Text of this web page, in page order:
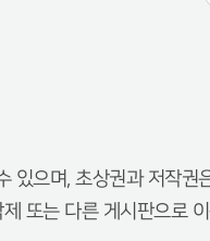
으며, 초상권과 저작권
또는 다른 게시판으로